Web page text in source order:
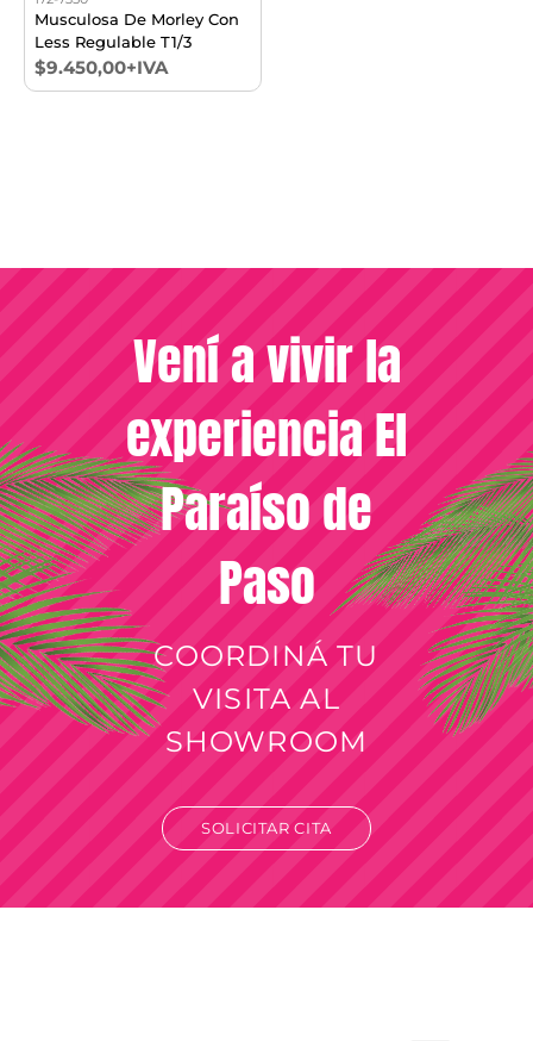
Musculosa De Morley Con
Less Regulable T1/3
$9.450,00+IVA
Vení a vivir la
experiencia El
Paraíso de
Paso
COORDINÁ TU
VISITA AL
SHOWROOM
SOLICITAR CITA